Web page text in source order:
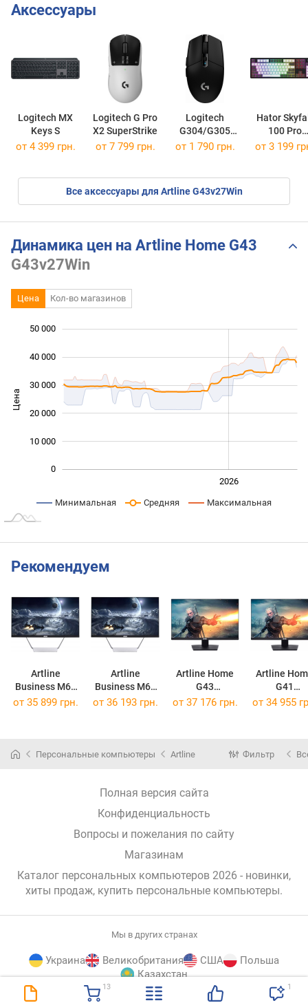
13 1
Аксессуары
Logitech MX
Keys S
Logitech G Pro
X2 SuperStrike
Logitech
G304/G305
Lightspeed
Hator
100 Pro
Wireless
от 4 399 грн. от 7 799 грн. от 1 790 грн. от 3 199
Все аксессуары для Artline G43v27Win
Динамика цен на Artline Home G43
G43v27Win
Цена Кол-во магазинов
Цена
0
10 000
20 000
30 000
40 000
50 000
2026
Минимальная Средняя Максимальная
Рекомендуем
Artline
Business M65
M65v05Win
Artline
Business M66
M66v04Win
Artline Home
G43
G43v28Win
Artline
G41
от 35 899 грн. от 36 193 грн. от 37 176 грн. от 34 955
Персональные компьютеры Artline Фильтр
Полная версия сайта
Конфиденциальность
Вопросы и пожелания по сайту
Магазинам
Каталог персональных компьютеров 2026 - новинки,
хиты продаж, купить персональные компьютеры.
Мы в других странах
Украина Великобритания США
Польша
Казахстан